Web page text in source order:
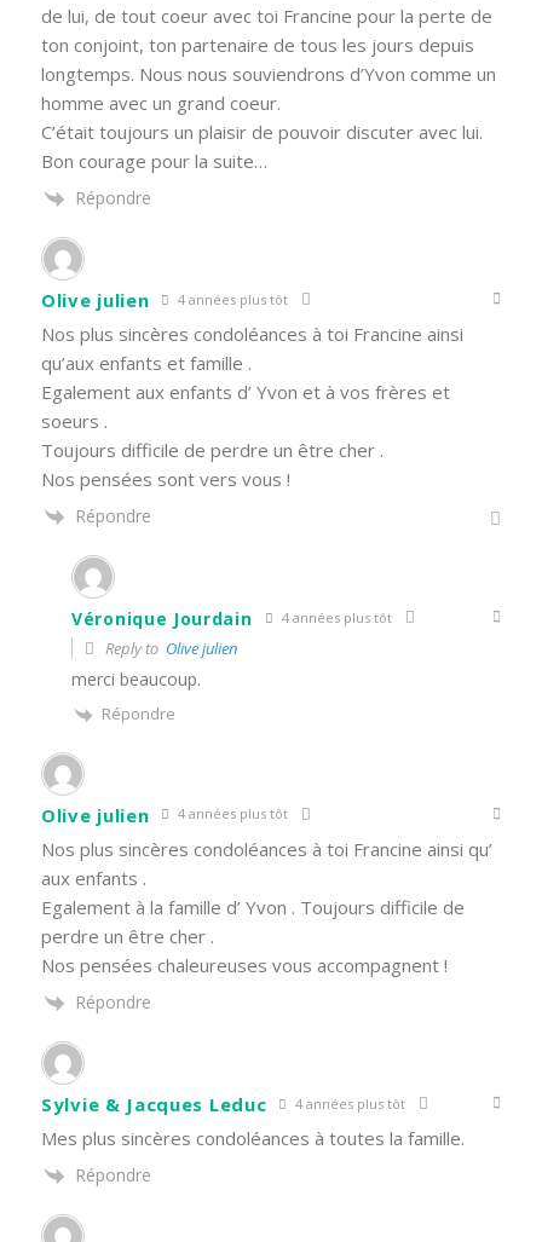
de lui, de tout coeur avec toi Francine pour la perte de
ton conjoint, ton partenaire de tous les jours depuis
longtemps. Nous nous souviendrons d’Yvon comme un
homme avec un grand coeur.
C’était toujours un plaisir de pouvoir discuter avec lui.
Bon courage pour la suite…
Répondre
Olive julien 4 années plus tôt
Nos plus sincères condoléances à toi Francine ainsi
qu’aux enfants et famille .
Egalement aux enfants d’ Yvon et à vos frères et
soeurs .
Toujours difficile de perdre un être cher .
Nos pensées sont vers vous !
Répondre
Véronique Jourdain 4 années plus tôt
Reply to Olive julien
merci beaucoup.
Répondre
Olive julien 4 années plus tôt
Nos plus sincères condoléances à toi Francine ainsi qu’
aux enfants .
Egalement à la famille d’ Yvon . Toujours difficile de
perdre un être cher .
Nos pensées chaleureuses vous accompagnent !
Répondre
Sylvie & Jacques Leduc 4 années plus tôt
Mes plus sincères condoléances à toutes la famille.
Répondre